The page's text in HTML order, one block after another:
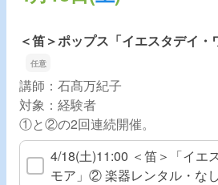
＜笛＞ポップス「イエスタデイ
講師：石髙万紀子
対象：経験者
①と②の2回連続開催。
4/18(土)11:00 ＜笛＞「イエ
モア」② 楽器レンタル・なし